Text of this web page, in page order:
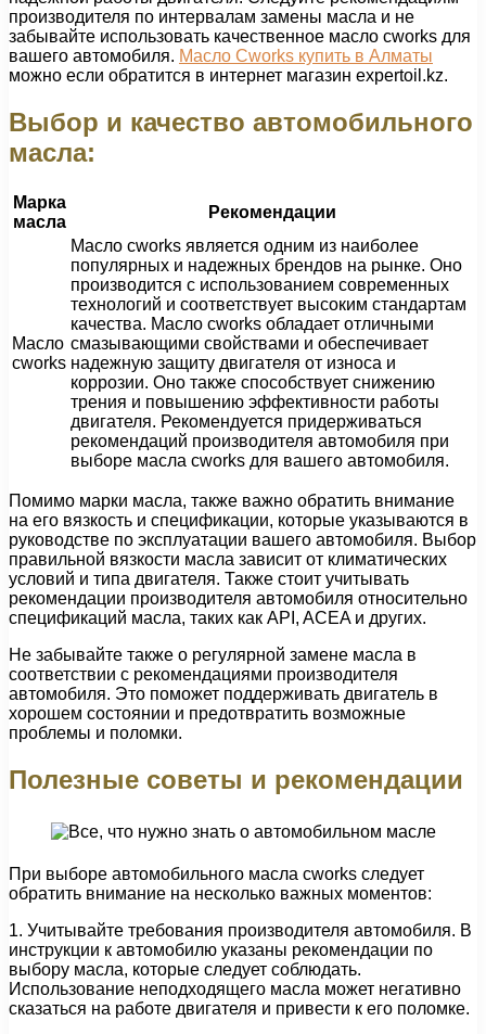
производителя по интервалам замены масла и не
забывайте использовать качественное масло cworks для
вашего автомобиля. Масло Cworks купить в Алматы
можно если обратится в интернет магазин expertoil.kz.
Выбор и качество автомобильного
масла:
Марка
масла
Рекомендации
Масло
cworks
Масло cworks является одним из наиболее
популярных и надежных брендов на рынке. Оно
производится с использованием современных
технологий и соответствует высоким стандартам
качества. Масло cworks обладает отличными
смазывающими свойствами и обеспечивает
надежную защиту двигателя от износа и
коррозии. Оно также способствует снижению
трения и повышению эффективности работы
двигателя. Рекомендуется придерживаться
рекомендаций производителя автомобиля при
выборе масла cworks для вашего автомобиля.
Помимо марки масла, также важно обратить внимание
на его вязкость и спецификации, которые указываются в
руководстве по эксплуатации вашего автомобиля. Выбор
правильной вязкости масла зависит от климатических
условий и типа двигателя. Также стоит учитывать
рекомендации производителя автомобиля относительно
спецификаций масла, таких как API, ACEA и других.
Не забывайте также о регулярной замене масла в
соответствии с рекомендациями производителя
автомобиля. Это поможет поддерживать двигатель в
хорошем состоянии и предотвратить возможные
проблемы и поломки.
Полезные советы и рекомендации
При выборе автомобильного масла cworks следует
обратить внимание на несколько важных моментов:
1. Учитывайте требования производителя автомобиля. В
инструкции к автомобилю указаны рекомендации по
выбору масла, которые следует соблюдать.
Использование неподходящего масла может негативно
сказаться на работе двигателя и привести к его поломке.